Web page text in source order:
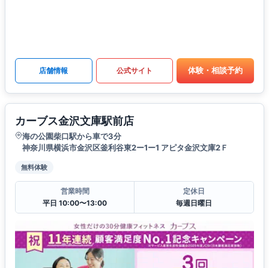
店舗情報 公式サイト 体験・相談予約
カーブス金沢文庫駅前店
海の公園柴口駅から車で3分
神奈川県横浜市金沢区釜利谷東2ー1ー1 アピタ金沢文庫2Ｆ
無料体験
営業時間
平日 10:00〜13:00
定休日
毎週日曜日